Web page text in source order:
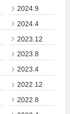
2024.9
2024.4
2023.12
2023.8
2023.4
2022.12
2022.8